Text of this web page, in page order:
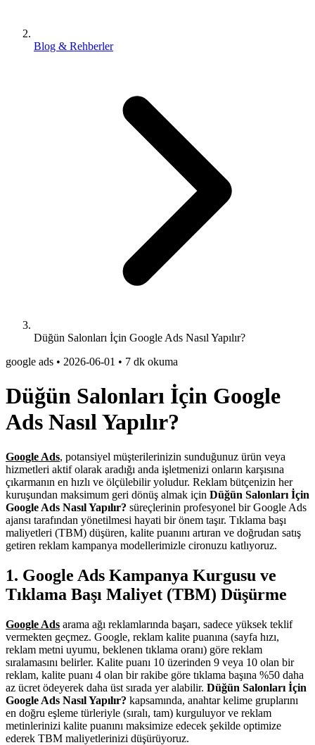
Blog & Rehberler
Düğün Salonları İçin Google Ads Nasıl Yapılır?
google ads • 2026-06-01 • 7 dk okuma
Düğün Salonları İçin Google
Ads Nasıl Yapılır?
Google Ads, potansiyel müşterilerinizin sunduğunuz ürün veya
hizmetleri aktif olarak aradığı anda işletmenizi onların karşısına
çıkarmanın en hızlı ve ölçülebilir yoludur. Reklam bütçenizin her
kuruşundan maksimum geri dönüş almak için Düğün Salonları İçin
Google Ads Nasıl Yapılır? süreçlerinin profesyonel bir Google Ads
ajansı tarafından yönetilmesi hayati bir önem taşır. Tıklama başı
maliyetleri (TBM) düşüren, kalite puanını artıran ve doğrudan satış
getiren reklam kampanya modellerimizle cironuzu katlıyoruz.
1. Google Ads Kampanya Kurgusu ve
Tıklama Başı Maliyet (TBM) Düşürme
Google Ads arama ağı reklamlarında başarı, sadece yüksek teklif
vermekten geçmez. Google, reklam kalite puanına (sayfa hızı,
reklam metni uyumu, beklenen tıklama oranı) göre reklam
sıralamasını belirler. Kalite puanı 10 üzerinden 9 veya 10 olan bir
reklam, kalite puanı 4 olan bir rakibe göre tıklama başına %50 daha
az ücret ödeyerek daha üst sırada yer alabilir. Düğün Salonları İçin
Google Ads Nasıl Yapılır? kapsamında, anahtar kelime gruplarını
en doğru eşleme türleriyle (sıralı, tam) kurguluyor ve reklam
metinlerinizi kalite puanını maksimize edecek şekilde optimize
ederek TBM maliyetlerinizi düşürüyoruz.